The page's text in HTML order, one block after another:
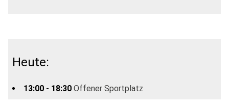
Heute:
13:00 - 18:30 Offener Sportplatz